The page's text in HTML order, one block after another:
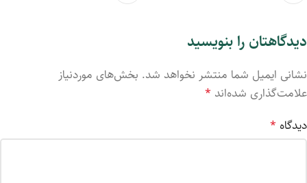
دیدگاهتان را بنویسید
نشانی ایمیل شما منتشر نخواهد شد. بخش‌های موردنیاز
علامت‌گذاری شده‌اند *
دیدگاه *